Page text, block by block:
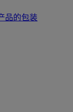
品的包装